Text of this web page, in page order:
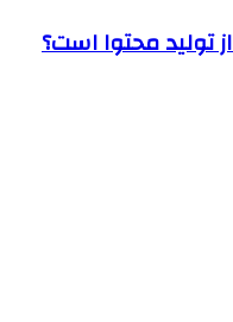
تولید محتوا است؟